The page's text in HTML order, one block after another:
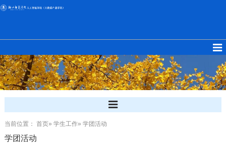
当前位置： 首页» 学生工作» 学团活动
学团活动